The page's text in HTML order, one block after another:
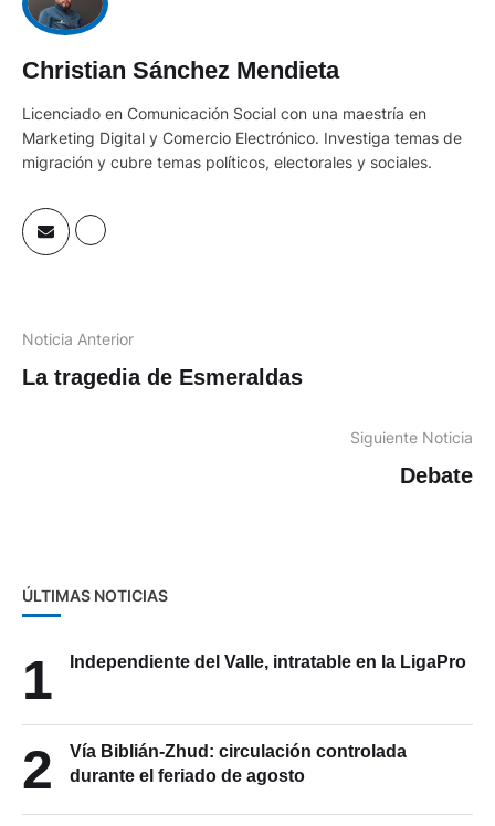
Christian Sánchez Mendieta
Licenciado en Comunicación Social con una maestría en
Marketing Digital y Comercio Electrónico. Investiga temas de
migración y cubre temas políticos, electorales y sociales.
Noticia Anterior
La tragedia de Esmeraldas
Siguiente Noticia
Debate
ÚLTIMAS NOTICIAS
1 Independiente del Valle, intratable en la LigaPro
2
Vía Biblián-Zhud: circulación controlada
durante el feriado de agosto